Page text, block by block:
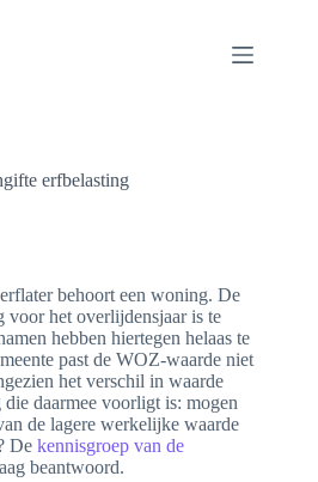
erfbelasting
behoort een woning. De
het overlijdensjaar is te
hebben hiertegen helaas te
past de WOZ-waarde niet
het verschil in waarde
daarmee voorligt is: mogen
de lagere werkelijke waarde
De kennisgroep van de
beantwoord.